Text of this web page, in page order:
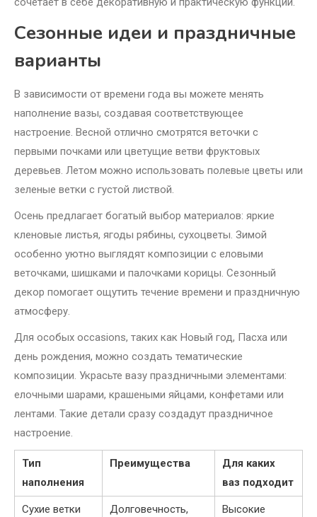
Сезонные идеи и праздничные
варианты
В зависимости от времени года вы можете менять
наполнение вазы, создавая соответствующее
настроение. Весной отлично смотрятся веточки с
первыми почками или цветущие ветви фруктовых
деревьев. Летом можно использовать полевые цветы или
зеленые ветки с густой листвой.
Осень предлагает богатый выбор материалов: яркие
кленовые листья, ягоды рябины, сухоцветы. Зимой
особенно уютно выглядят композиции с еловыми
веточками, шишками и палочками корицы. Сезонный
декор помогает ощутить течение времени и праздничную
атмосферу.
Для особых occasions, таких как Новый год, Пасха или
день рождения, можно создать тематические
композиции. Украсьте вазу праздничными элементами:
елочными шарами, крашеными яйцами, конфетами или
лентами. Такие детали сразу создадут праздничное
настроение.
Тип
наполнения
Преимущества
Для каких
ваз подходит
Сухие ветки
Долговечность,
Высокие